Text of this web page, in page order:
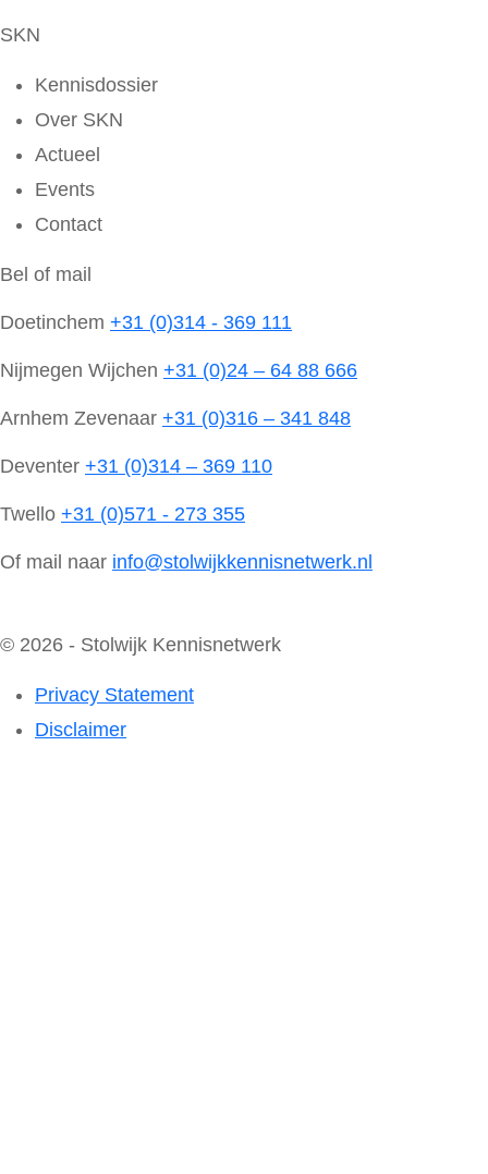
SKN
Kennisdossier
Over SKN
Actueel
Events
Contact
Bel of mail
Doetinchem +31 (0)314 - 369 111
Nijmegen Wijchen +31 (0)24 – 64 88 666
Arnhem Zevenaar +31 (0)316 – 341 848
Deventer +31 (0)314 – 369 110
Twello +31 (0)571 - 273 355
Of mail naar info@stolwijkkennisnetwerk.nl
© 2026 - Stolwijk Kennisnetwerk
Privacy Statement
Disclaimer